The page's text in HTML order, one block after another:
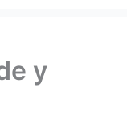
y